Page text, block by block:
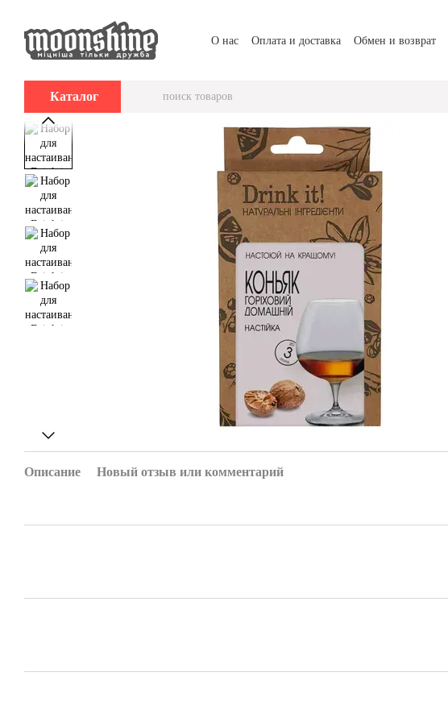
О нас Оплата и доставка Обмен и возврат
Каталог
Описание Новый отзыв или комментарий